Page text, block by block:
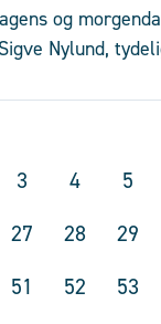
og
Nylund,
3 4 5
27 28 29
51 52 53